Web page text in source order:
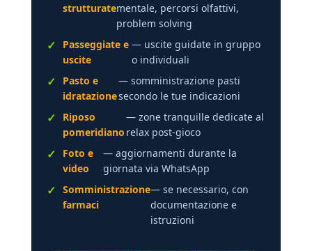
strutturatementale, percorsi olfattivi,
problem solving
Passeggiate e
uscite
— uscite guidate in gruppo
o individuali
Pasto e
idratazione
— somministrazione pasti
secondo le tue indicazioni
Riposo
pomeridiano
— zone tranquille dedicate al
relax post-gioco
Foto e
video
— aggiornamenti durante la
giornata via WhatsApp
Somministrazione
farmaci
— se necessario, con
documentazione e
istruzioni